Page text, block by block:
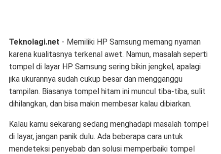
Teknolagi.net - Memiliki HP Samsung memang nyaman
karena kualitasnya terkenal awet. Namun, masalah seperti
tompel di layar HP Samsungsering bikin jengkel, apalagi
jika ukurannya sudah cukup besar dan mengganggu
tampilan. Biasanya tompel hitam ini muncul tiba-tiba, sulit
dihilangkan, dan bisa makin membesar kalau dibiarkan.
Kalau kamu sekarang sedang menghadapi masalah tompel
di layar, jangan panik dulu. Ada beberapa cara untuk
mendeteksi penyebab dan solusi memperbaiki tompel